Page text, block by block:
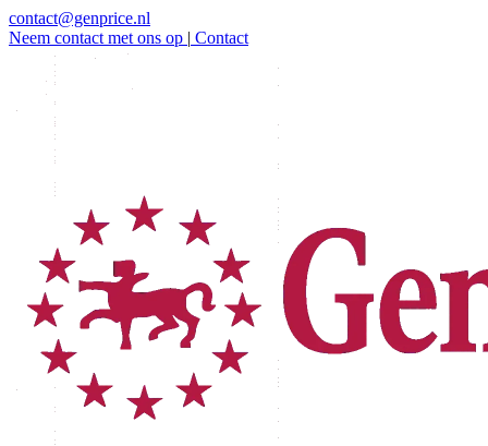
contact@genprice.nl
Neem contact met ons op | Contact